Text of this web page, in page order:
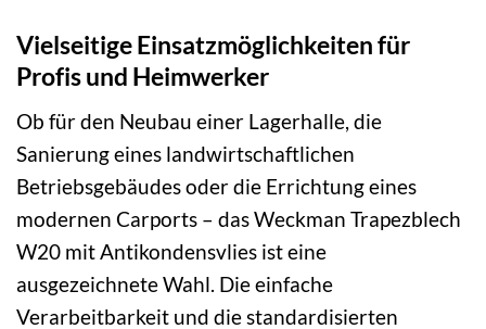
Vielseitige Einsatzmöglichkeiten für
Profis und Heimwerker
Ob für den Neubau einer Lagerhalle, die
Sanierung eines landwirtschaftlichen
Betriebsgebäudes oder die Errichtung eines
modernen Carports – das Weckman Trapezblech
W20 mit Antikondensvlies ist eine
ausgezeichnete Wahl. Die einfache
Verarbeitbarkeit und die standardisierten